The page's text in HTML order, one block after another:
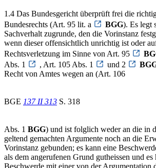
1.4 Das Bundesgericht überprüft frei die
Bundesrechts (Art. 95 lit. a
BGG). Es legt
Sachverhalt zugrunde, den die Vorinstanz
wenn dieser offensichtlich unrichtig ist oder
Rechtsverletzung im Sinne von Art. 95
Abs. 1
, Art. 105 Abs. 1 und 2
Recht von Amtes wegen an (Art. 106
BGE 137 II 313 S. 318
Abs. 1 BGG) und ist folglich weder an die in
geltend gemachten Argumente noch an die
Vorinstanz gebunden; es kann eine
als dem angerufenen Grund gutheissen und es
Beschwerde mit einer von der Argumentation